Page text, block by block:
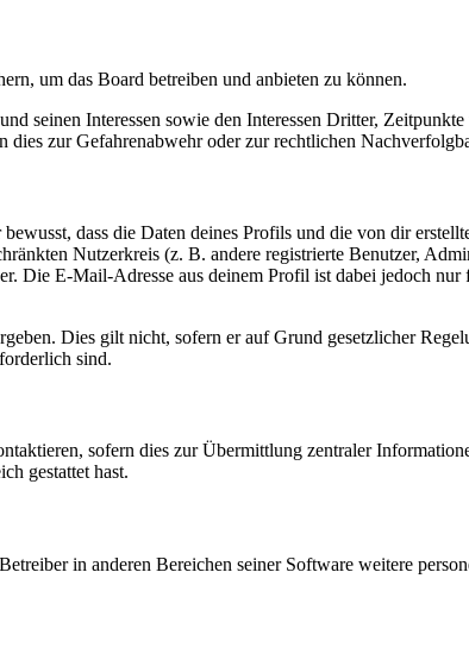
um das Board betreiben und anbieten zu können.
seinen Interessen sowie den Interessen Dritter,
zur Gefahrenabwehr oder zur rechtlichen
dass die Daten deines Profils und die von dir
Nutzerkreis (z. B. andere registrierte Benutzer,
Die E-Mail-Adresse aus deinem Profil ist dabei jedoch
Dies gilt nicht, sofern er auf Grund gesetzlicher
sind.
sofern dies zur Übermittlung zentraler
gestattet hast.
in anderen Bereichen seiner Software weitere